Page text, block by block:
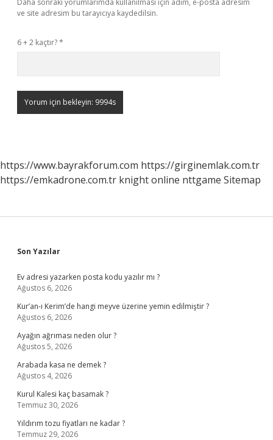
Daha sonraki yorumlarımda kullanılması için adım, e-posta adresim
ve site adresim bu tarayıcıya kaydedilsin.
6 + 2 kaçtır?*
https://www.bayrakforum.com https://girginemlak.com.tr
https://emkadrone.com.tr knight online nttgame Sitemap
Sidebar
Son Yazılar
Ev adresi yazarken posta kodu yazılır mı ?
Ağustos 6, 2026
Kur’an-ı Kerim’de hangi meyve üzerine yemin edilmiştir ?
Ağustos 6, 2026
Ayağın ağrıması neden olur ?
Ağustos 5, 2026
Arabada kasa ne demek ?
Ağustos 4, 2026
Kurul Kalesi kaç basamak ?
Temmuz 30, 2026
Yıldırım tozu fiyatları ne kadar ?
Temmuz 29, 2026